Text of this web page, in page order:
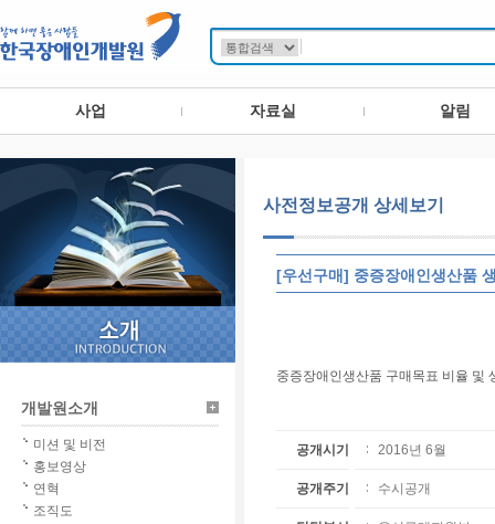
사업 자료실 알림
개발원소개
미션 및 비전
홍보영상
연혁
조직도
사전정보공개 상세보기
[우선구매] 중증장애인생산품
중증장애인생산품 구매목표 비율 및
공개시기 2016년 6월
공개주기 수시공개